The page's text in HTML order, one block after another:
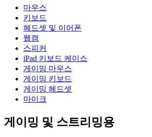
마우스
키보드
헤드셋 및 이어폰
웹캠
스피커
iPad 키보드 케이스
게이밍 마우스
게이밍 키보드
게이밍 헤드셋
마이크
게이밍 및 스트리밍용